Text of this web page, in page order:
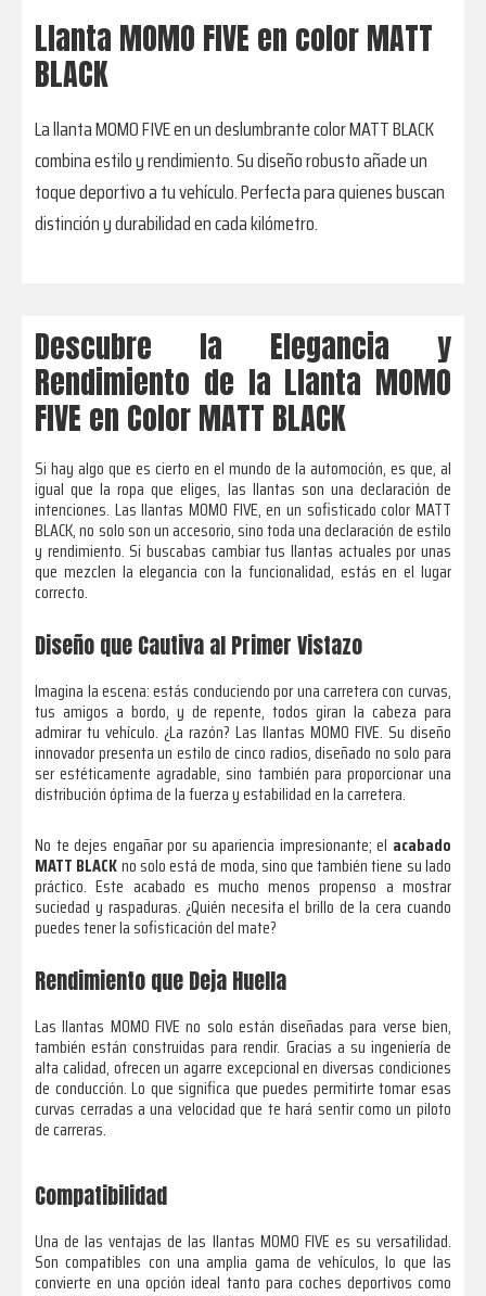
Llanta MOMO FIVE en color MATT
BLACK
La llanta MOMO FIVE en un deslumbrante color MATT BLACK
combina estilo y rendimiento. Su diseño robusto añade un
toque deportivo a tu vehículo. Perfecta para quienes buscan
distinción y durabilidad en cada kilómetro.
Descubre la Elegancia y
Rendimiento de la Llanta MOMO
FIVE en Color MATT BLACK
Si hay algo que es cierto en el mundo de la automoción, es que, al
igual que la ropa que eliges, las llantas son una declaración de
intenciones. Las llantas MOMO FIVE, en un sofisticado color MATT
BLACK, no solo son un accesorio, sino toda una declaración de estilo
y rendimiento. Si buscabas cambiar tus llantas actuales por unas
que mezclen la elegancia con la funcionalidad, estás en el lugar
correcto.
Diseño que Cautiva al Primer Vistazo
Imagina la escena: estás conduciendo por una carretera con curvas,
tus amigos a bordo, y de repente, todos giran la cabeza para
admirar tu vehículo. ¿La razón? Las llantas MOMO FIVE. Su diseño
innovador presenta un estilo de cinco radios, diseñado no solo para
ser estéticamente agradable, sino también para proporcionar una
distribución óptima de la fuerza y estabilidad en la carretera.
No te dejes engañar por su apariencia impresionante; el acabado
MATT BLACKno solo está de moda, sino que también tiene su lado
práctico. Este acabado es mucho menos propenso a mostrar
suciedad y raspaduras. ¿Quién necesita el brillo de la cera cuando
puedes tener la sofisticación del mate?
Rendimiento que Deja Huella
Las llantas MOMO FIVE no solo están diseñadas para verse bien,
también están construidas para rendir. Gracias a su ingeniería de
alta calidad, ofrecen un agarre excepcional en diversas condiciones
de conducción. Lo que significa que puedes permitirte tomar esas
curvas cerradas a una velocidad que te hará sentir como un piloto
de carreras.
Compatibilidad
Una de las ventajas de las llantas MOMO FIVE es su versatilidad.
Son compatibles con una amplia gama de vehículos, lo que las
convierte en una opción ideal tanto para coches deportivos como